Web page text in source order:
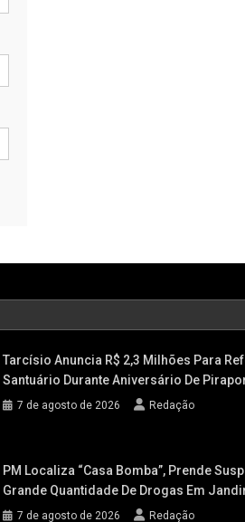
Tarcísio Anuncia R$ 2,3 Milhões Para
Santuário Durante Aniversário De
7 de agosto de 2026 Redação
PM Localiza “casa Bomba”, Prende
Grande Quantidade De Drogas Em
7 de agosto de 2026 Redação